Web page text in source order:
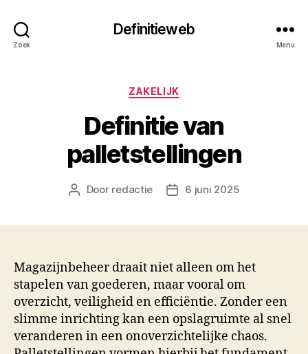
Zoek
Definitieweb
Menu
Categorieën
ZAKELIJK
Definitie van
palletstellingen
Berichtauteur
Door redactie Berichtdatum
6 juni 2025
Magazijnbeheer draait niet alleen om het
stapelen van goederen, maar vooral om
overzicht, veiligheid en efficiëntie. Zonder een
slimme inrichting kan een opslagruimte al snel
veranderen in een onoverzichtelijke chaos.